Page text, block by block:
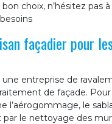
choix, n’hésitez pas
façadier pour
entreprise de
de façade.
l’aérogommage, le
le nettoyage des